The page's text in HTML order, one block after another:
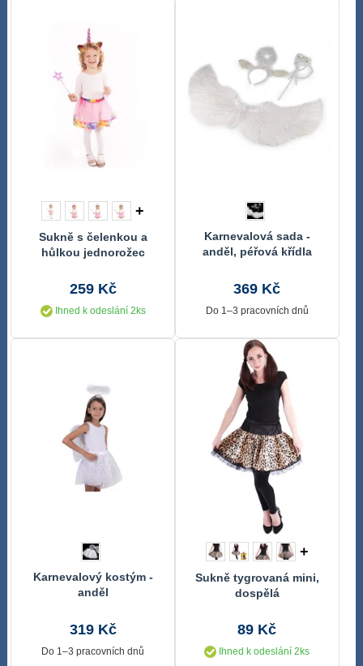
+
Sukně s čelenkou a
hůlkou jednorožec
259 Kč
Ihned k odeslání 2ks
Karnevalová sada -
anděl, péřová křídla
369 Kč
Do 1–3 pracovních dnů
Karnevalový kostým -
anděl
319 Kč
Do 1–3 pracovních dnů
+
Sukně tygrovaná mini,
dospělá
89 Kč
Ihned k odeslání 2ks